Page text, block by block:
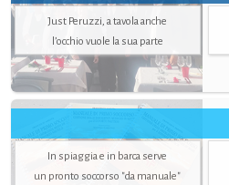
Just Peruzzi, a tavola anche
l’occhio vuole la sua parte
In spiaggia e in barca serve
un pronto soccorso "da manuale"